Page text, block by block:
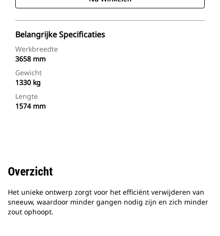
Belangrijke Specificaties
Werkbreedte
3658 mm
Gewicht
1330 kg
Lengte
1574 mm
Overzicht
Het unieke ontwerp zorgt voor het efficiënt verwijderen van
sneeuw, waardoor minder gangen nodig zijn en zich minder
zout ophoopt.